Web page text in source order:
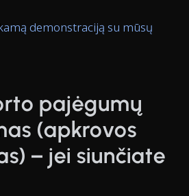
demonstraciją su mūsų
pajėgumų
(apkrovos
– jei siunčiate